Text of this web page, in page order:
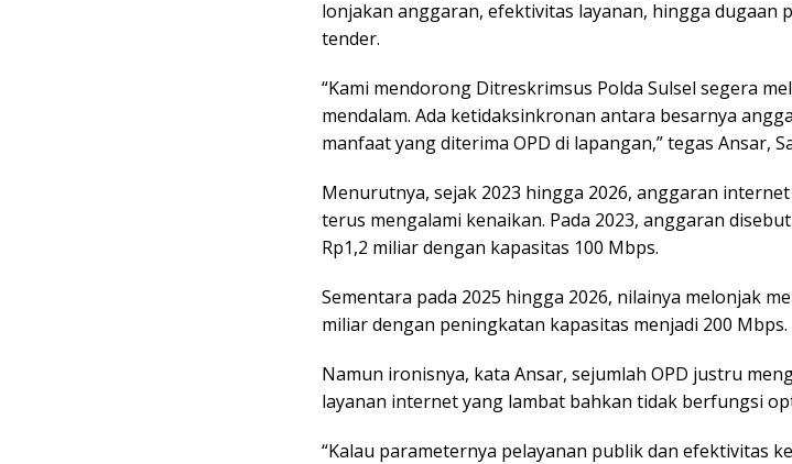
lonjakan anggaran, efektivitas layanan, hingga dugaan
tender.
“Kami mendorong Ditreskrimsus Polda Sulsel segera
mendalam. Ada ketidaksinkronan antara besarnya
manfaat yang diterima OPD di lapangan,” tegas Ansar,
Menurutnya, sejak 2023 hingga 2026, anggaran
terus mengalami kenaikan. Pada 2023, anggaran
Rp1,2 miliar dengan kapasitas 100 Mbps.
Sementara pada 2025 hingga 2026, nilainya melonjak
miliar dengan peningkatan kapasitas menjadi 200 Mbps.
Namun ironisnya, kata Ansar, sejumlah OPD justru
layanan internet yang lambat bahkan tidak berfungsi
“Kalau parameternya pelayanan publik dan efektivitas